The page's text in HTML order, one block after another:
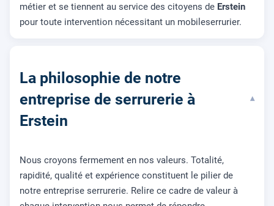
métier et se tiennent au service des citoyens de Erstein
pour toute intervention nécessitant un mobileserrurier.
La philosophie de notre
entreprise de serrurerie à
Erstein
▾
Nous croyons fermement en nos valeurs. Totalité,
rapidité, qualité et expérience constituent le pilier de
notre entreprise serrurerie. Relire ce cadre de valeur à